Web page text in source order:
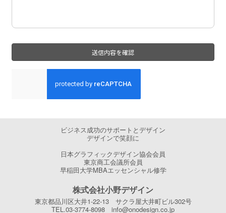
ビジネス成功のサポートとデザイン
デザインで笑顔に
日本グラフィックデザイン協会会員
東京商工会議所会員
早稲田大学MBAエッセンシャル修学
株式会社小野デザイン
東京都品川区大井1-22-13 サクラ屋大井町ビル302号
TEL.03-3774-8098 info@onodesign.co.jp